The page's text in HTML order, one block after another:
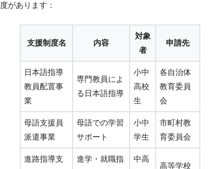
度があります：
支援制度名 内容
対象
者
申請先
日本語指導
教員配置事
業
専門教員によ
る日本語指導
小中
高校
生
各自治体
教育委員
会
母語支援員
派遣事業
母語での学習
サポート
小中
学生
市町村教
育委員会
進路指導支
進学・就職指
中高
高等学校